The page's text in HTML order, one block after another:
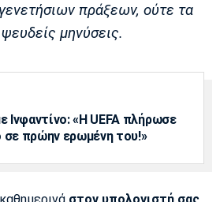
πράξεων, ούτε τα
μηνύσεις.
Ινφαντίνο: «Η UEFA πλήρωσε
πρώην ερωμένη του!»
στον υπολογιστή σας